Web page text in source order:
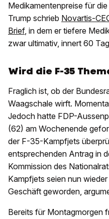
Medikamentenpreise für
Trump schrieb Novartis-
Brief, in dem er tiefere
zwar ultimativ, innert 60
Wird die F-35
Fraglich ist, ob der
Waagschale wirft.
Jedoch hatte FDP-
(62) am Wochenende
der F-35-Kampfjets
entsprechenden Antrag in
Kommission des
Kampfjets seien nun
Geschäft geworden,
Bereits für Montagmorgen